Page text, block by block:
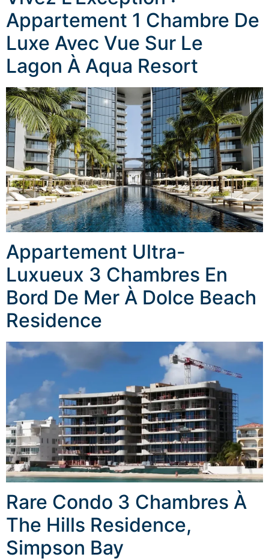
Appartement 1 Chambre De
Luxe Avec Vue Sur Le
Lagon À Aqua Resort
Appartement Ultra-
Luxueux 3 Chambres En
Bord De Mer À Dolce Beach
Residence
Rare Condo 3 Chambres À
The Hills Residence,
Simpson Bay